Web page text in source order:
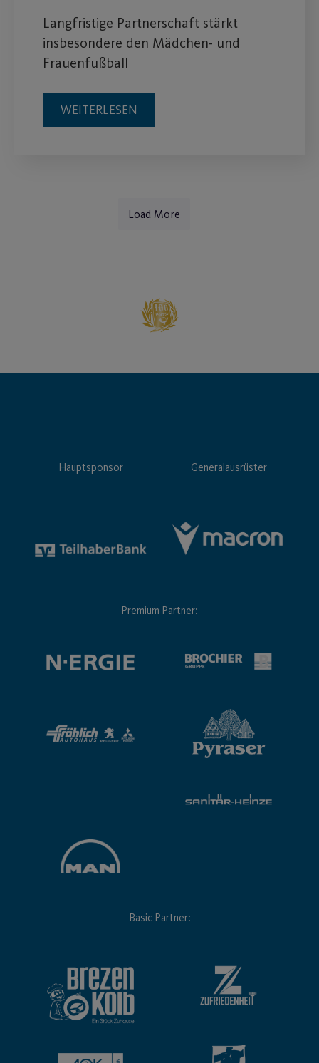
Langfristige Partnerschaft stärkt
insbesondere den Mädchen- und
Frauenfußball
WEITERLESEN
Load More
Hauptsponsor Generalausrüster
Premium Partner:
Basic Partner: